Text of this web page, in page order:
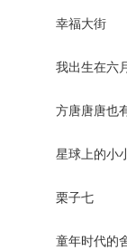
幸福大街
我出生在六
方唐唐唐也
星球上的小
栗子七
童年时代的